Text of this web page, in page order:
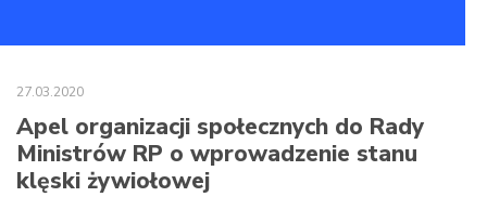
27.03.2020
Apel organizacji społecznych do Rady
Ministrów RP o wprowadzenie stanu
klęski żywiołowej